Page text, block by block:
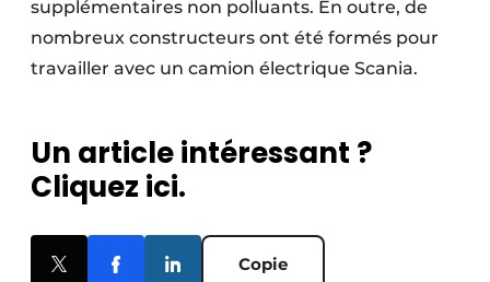
supplémentaires non polluants. En outre, de
nombreux constructeurs ont été formés pour
travailler avec un camion électrique Scania.
Un article intéressant ?
Cliquez ici.
Copie